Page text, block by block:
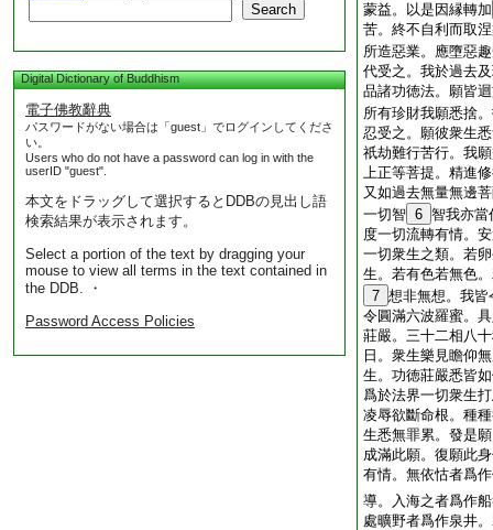
Search
Digital Dictionary of Buddhism
電子佛教辭典
パスワードがない場合は「guest」でログインしてくださ
い。
Users who do not have a password can log in with the
userID "guest".
本文をドラッグして選択するとDDBの見出し語
検索結果が表示されます。
Select a portion of the text by dragging your
mouse to view all terms in the text contained in
the DDB. ・
Password Access Policies
蒙益。以是因縁轉加
苦。終不自利而取
所造惡業。應墮惡
代受之。我於過去
品諸功徳法。願皆
所有珍財我願悉捨
忍受之。願彼衆生
祇劫難行苦行。我
上正等菩提。精進
又如過去無量無邊
一切智 6 智我亦當
度一切流轉有情。
一切衆生之類。若
生。若有色若無色
7 想非無想。我
令圓滿六波羅蜜。
莊嚴。三十二相八
日。衆生樂見瞻仰
生。功徳莊嚴悉皆
爲於法界一切衆生
凌辱欲斷命根。種
生悉無罪累。發是
成滿此願。復願此
有情。無依怙者爲
導。入海之者爲作
處曠野者爲作泉井